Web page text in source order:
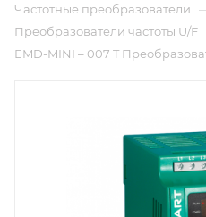
Частотные преобразователи
Преобразователи частоты U/F
EMD-MINI – 007 T